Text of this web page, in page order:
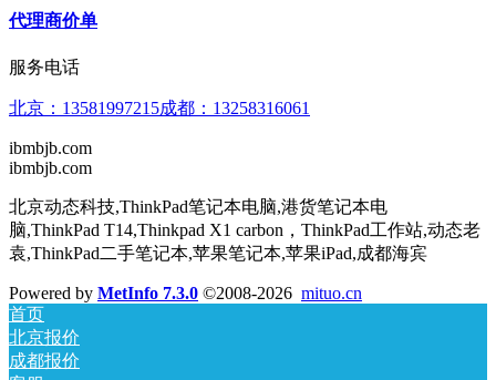
代理商价单
服务电话
北京：13581997215⁣⁣⁣⁣成都：13258316061
ibmbjb.com
ibmbjb.com
北京动态科技,ThinkPad笔记本电脑,港货笔记本电
脑,ThinkPad T14,Thinkpad X1 carbon，ThinkPad工作站,动态老
袁,ThinkPad二手笔记本,苹果笔记本,苹果iPad,成都海宾
Powered by MetInfo 7.3.0 ©2008-2026 mituo.cn
首页
北京报价
成都报价